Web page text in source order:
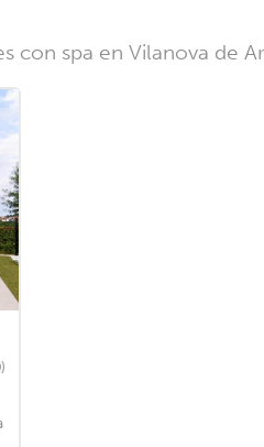
con spa en Vilanova de